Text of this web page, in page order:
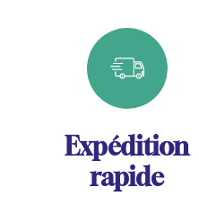
Expédition
rapide